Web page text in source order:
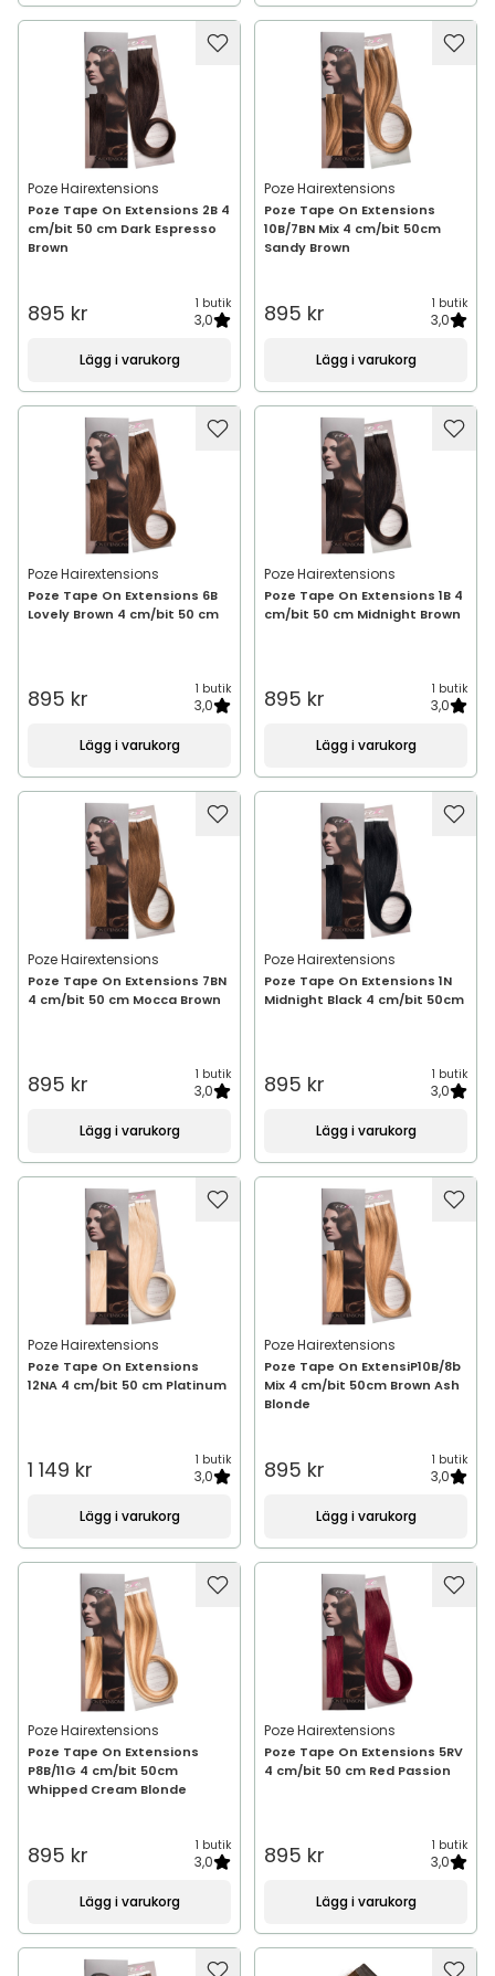
Poze Hairextensions
Poze Tape On Extensions 2B 4
cm/bit 50 cm Dark Espresso
Brown
895 kr 1 butik
3,0
Lägg i varukorg
Poze Hairextensions
Poze Tape On Extensions
10B/7BN Mix 4 cm/bit 50cm
Sandy Brown
895 kr 1 butik
3,0
Lägg i varukorg
Poze Hairextensions
Poze Tape On Extensions 6B
Lovely Brown 4 cm/bit 50 cm
895 kr 1 butik
3,0
Lägg i varukorg
Poze Hairextensions
Poze Tape On Extensions 1B 4
cm/bit 50 cm Midnight Brown
895 kr 1 butik
3,0
Lägg i varukorg
Poze Hairextensions
Poze Tape On Extensions 7BN
4 cm/bit 50 cm Mocca Brown
895 kr 1 butik
3,0
Lägg i varukorg
Poze Hairextensions
Poze Tape On Extensions 1N
Midnight Black 4 cm/bit 50cm
895 kr 1 butik
3,0
Lägg i varukorg
Poze Hairextensions
Poze Tape On Extensions
12NA 4 cm/bit 50 cm Platinum
1 149 kr 1 butik
3,0
Lägg i varukorg
Poze Hairextensions
Poze Tape On ExtensiP10B/8b
Mix 4 cm/bit 50cm Brown Ash
Blonde
895 kr 1 butik
3,0
Lägg i varukorg
Poze Hairextensions
Poze Tape On Extensions
P8B/11G 4 cm/bit 50cm
Whipped Cream Blonde
895 kr 1 butik
3,0
Lägg i varukorg
Poze Hairextensions
Poze Tape On Extensions 5RV
4 cm/bit 50 cm Red Passion
895 kr 1 butik
3,0
Lägg i varukorg